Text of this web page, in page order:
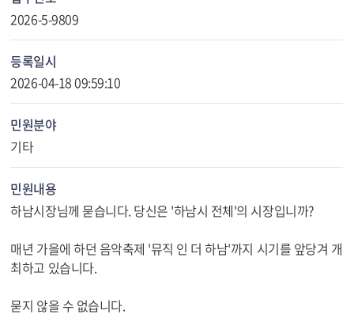
2026-5-9809
등록일시
2026-04-18 09:59:10
민원분야
기타
민원내용
하남시장님께 묻습니다. 당신은 '하남시 전체'의 시장입니까?
매년 가을에 하던 음악축제 '뮤직 인 더 하남'까지 시기를 앞당겨 개
최하고 있습니다.
묻지 않을 수 없습니다.